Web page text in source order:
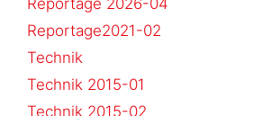
Reportage2021-02
Technik
Technik 2015-01
Technik 2015-02